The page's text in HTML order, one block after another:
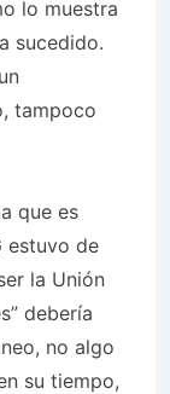
lo muestra
sucedido.
tampoco
que es
estuvo de
la Unión
debería
no algo
su tiempo,